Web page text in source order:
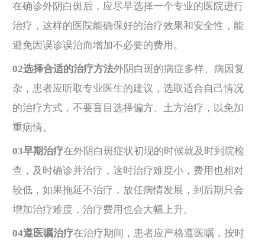
在确诊外阴白斑后，应尽早选择一个专业的医院进行
治疗，这样的医院能确保好的治疗效果和安全性，能
避免因误诊误治而增加不必要的费用。
02选择合适的治疗方法外阴白斑的病症多样、病因复
杂，患者应听取专业医生的建议，选取适合自己情况
的治疗方式，不要盲目选择偏方、土方治疗，以免加
重病情。
03早期治疗在外阴白斑症状初现的时候就及时到院检
查，及时确诊并治疗，这时治疗难度小，费用也相对
较低，如果拖延不治疗，放任病情发展，到后期只会
增加治疗难度，治疗费用也会大幅上升。
04遵医嘱治疗在治疗期间，患者应严格遵医嘱，按时